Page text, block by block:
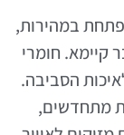
במהירות,
קיימא. חומרי
הסביבה.
מתחדשים,